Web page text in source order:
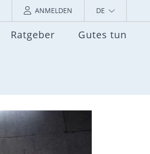
ANMELDEN DE
Ratgeber Gutes tun